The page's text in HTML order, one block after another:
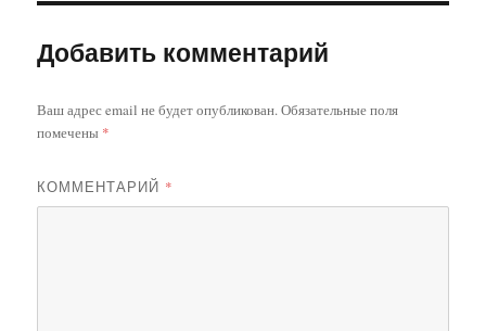
Добавить комментарий
Ваш адрес email не будет опубликован.Обязательные поля
помечены *
КОММЕНТАРИЙ *